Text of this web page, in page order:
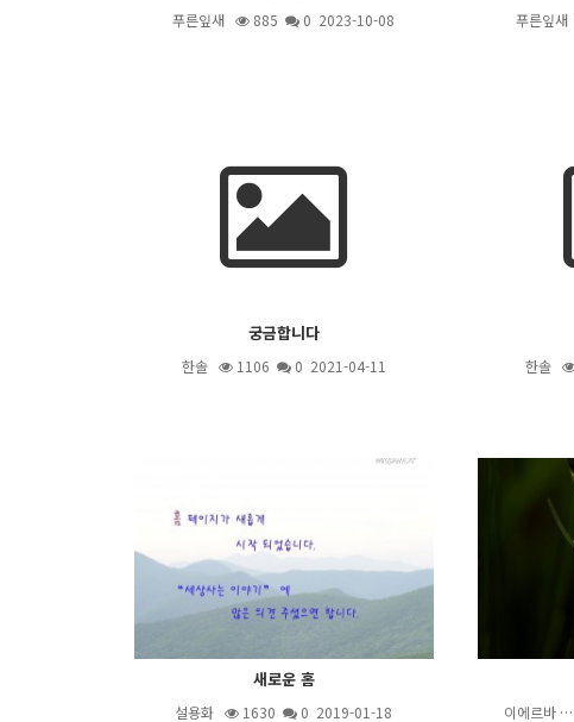
푸른잎새 885 0 2023-10-08 푸른잎새
궁금합니다
한솔 1106 0 2021-04-11 한솔
새로운 홈
설용화 1630 0 2019-01-18 이에르바 …